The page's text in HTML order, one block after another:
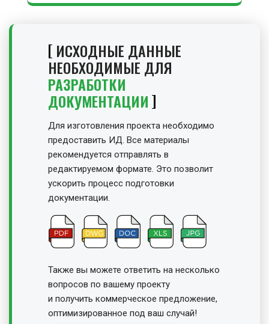
ИСХОДНЫЕ ДАННЫЕ
НЕОБХОДИМЫЕ ДЛЯ
РАЗРАБОТКИ
ДОКУМЕНТАЦИИ
Для изготовления проекта необходимо
предоставить ИД. Все материалы
рекомендуется отправлять в
редактируемом формате. Это позволит
ускорить процесс подготовки
документации.
Также вы можете ответить на несколько
вопросов по вашему проекту
и получить коммерческое предложение,
оптимизированное под ваш случай!